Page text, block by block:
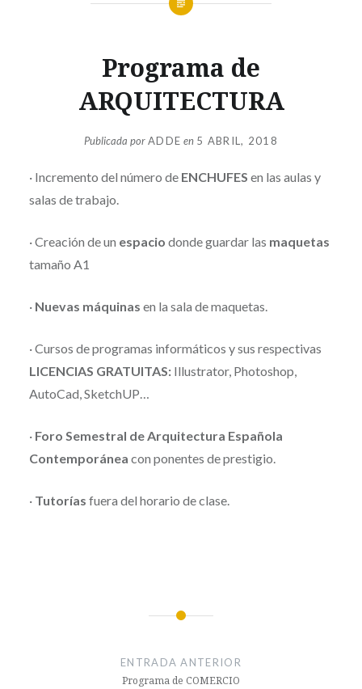
Programa de
ARQUITECTURA
Publicada porADDE en 5 ABRIL, 2018
· Incremento del número de ENCHUFES en las aulas y
salas de trabajo.
· Creación de un espacio donde guardar las maquetas
tamaño A1
· Nuevas máquinas en la sala de maquetas.
· Cursos de programas informáticos y sus respectivas
LICENCIAS GRATUITAS:Illustrator, Photoshop,
AutoCad, SketchUP…
· Foro Semestral de Arquitectura Española
Contemporánea con ponentes de prestigio.
· Tutorías fuera del horario de clase.
ENTRADA ANTERIOR
Programa de COMERCIO